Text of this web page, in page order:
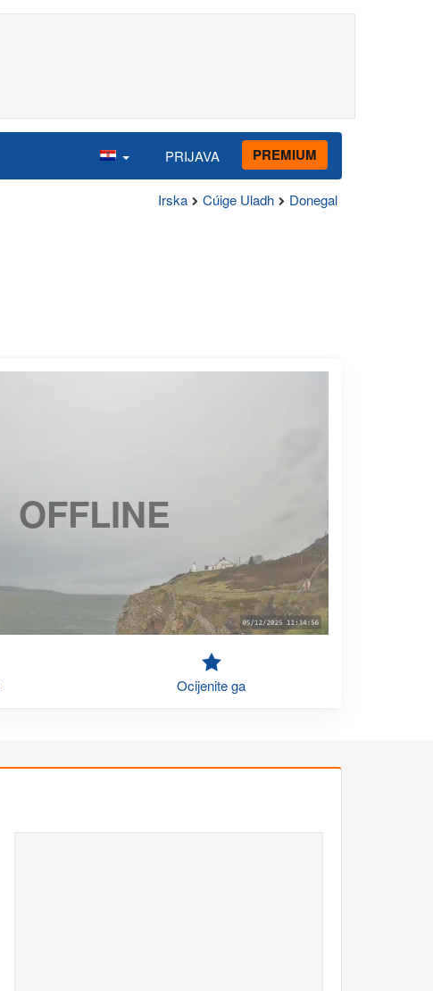
PRIJAVA PREMIUM
Irska Cúige Uladh Donegal
OFFLINE
Ocijenite ga